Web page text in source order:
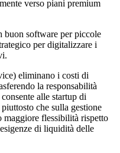
verso piani premium
buon software per piccole
per digitalizzare i
eliminano i costi di
la responsabilità
alle startup di
che sulla gestione
flessibilità rispetto
di liquidità delle